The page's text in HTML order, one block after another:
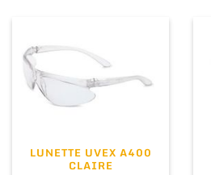
LUNETTE UVEX A400
CLAIRE